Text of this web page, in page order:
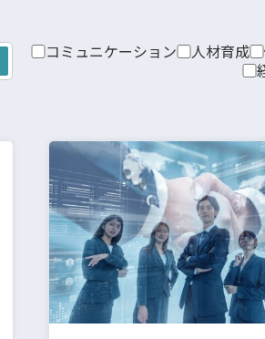
コミュニケーション 人材育成